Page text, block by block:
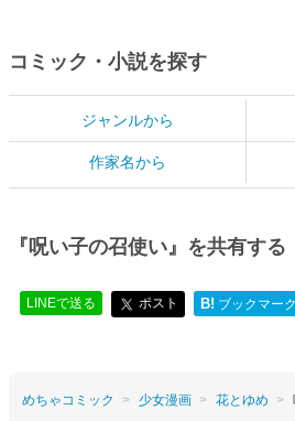
コミック・小説を探す
ジャンルから
作家名から
『呪い子の召使い』を共有する
LINEで送る ポスト B! ブックマーク
めちゃコミック 少女漫画 花とゆめ